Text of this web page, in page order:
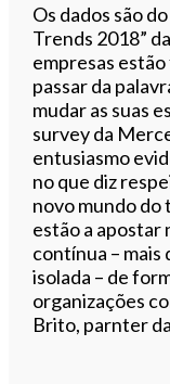
Os dados são
Trends 2018”
empresas
passar da
mudar as suas
survey da
entusiasmo
no que diz
novo mundo do
estão a apostar
contínua –
isolada – de
organizações
Brito, parnter